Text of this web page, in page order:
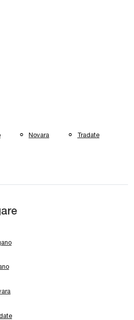
Novara Tradate